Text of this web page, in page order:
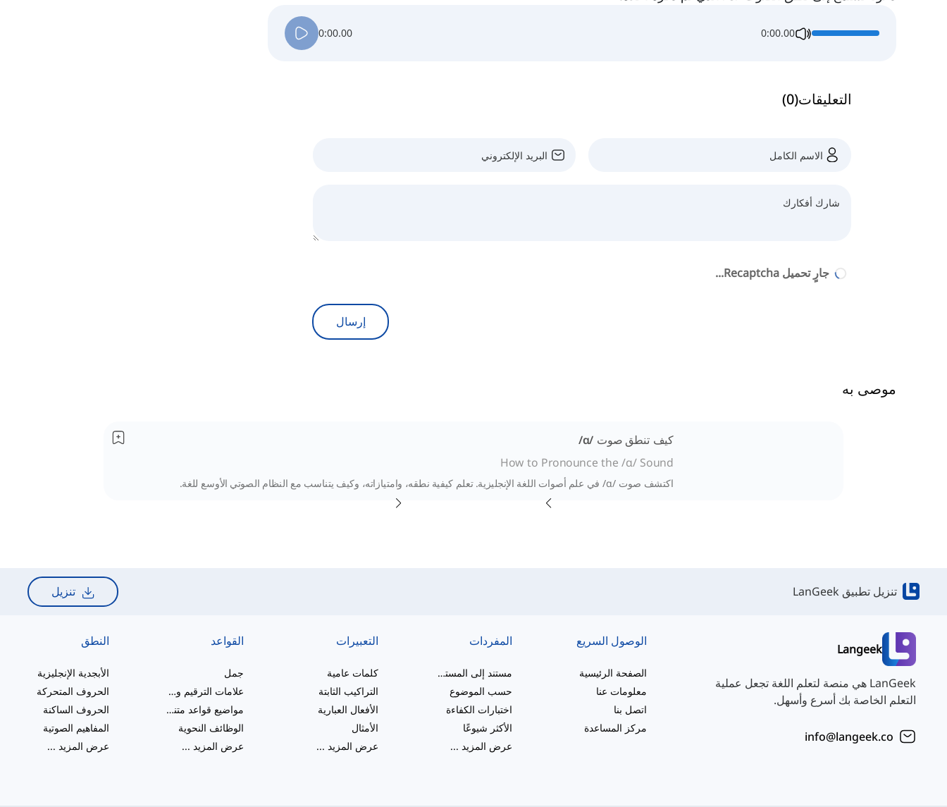
0:00.00 0:00.00
التعليقات(
0
)
جارٍ تحميل Recaptcha...
إرسال
موصى به
كيف تنطق صوت /ɑ/
How to Pronounce the /ɑ/ Sound
اكتشف صوت /ɑ/ في علم أصوات اللغة الإنجليزية. تعلم كيفية نطقه، وامتيازاته، وكيف يتناسب مع النظام الصوتي الأوسع للغة.
تنزيل تطبيق LanGeek تنزيل
Langeek
LanGeek هي منصة لتعلم اللغة تجعل عملية
التعلم الخاصة بك أسرع وأسهل.
info@langeek.co
الوصول السريع
الصفحة الرئيسية
معلومات عنا
اتصل بنا
مركز المساعدة
المفردات
مستند إلى المستوى
حسب الموضوع
اختبارات الكفاءة
الأكثر شيوعًا
عرض المزيد ...
التعبيرات
كلمات عامية
التراكيب الثابتة
الأفعال العبارية
الأمثال
عرض المزيد ...
القواعد
جمل
علامات الترقيم والإملاء
مواضيع قواعد متنوعة
الوظائف النحوية
عرض المزيد ...
النطق
الأبجدية الإنجليزية
الحروف المتحركة
الحروف الساكنة
المفاهيم الصوتية
عرض المزيد ...